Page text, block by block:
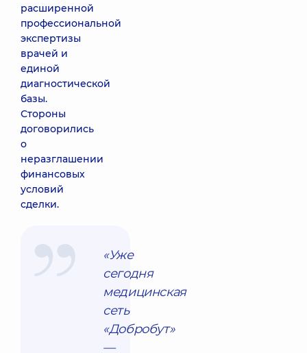
расширенной
профессиональной
экспертизы
врачей и
единой
диагностической
базы.
Стороны
договорились
о
неразглашении
финансовых
условий
сделки.
«Уже
сегодня
медицинская
сеть
«Добробут»
—